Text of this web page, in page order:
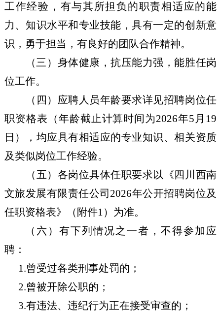
工作经验，有与其所担负的职责相适应的能
力、知识水平和专业技能，具有一定的创新意
识，勇于担当，有良好的团队合作精神。
（三） 身体健康，抗压能力强，能胜任岗
位工作。
（ 四 ） 应聘人员年龄要求详见招聘岗位任
职资格表 （年龄截止计算时间为2026年5 月 19
日）
，均应具有相适应的专业知识、相关资质
及类似岗位工作经验。
（五）各岗位具体任职要求以《四川西南
文旅发展有限责任公司 2026年公开招聘岗位及
任职资格表》（附件1）为准。
（六） 有下列情况之一者，不得参加应
聘：
1.曾受过各类刑事处罚的；
2.曾被开除公职的；
3.有违法、违纪行为正在接受审查的；